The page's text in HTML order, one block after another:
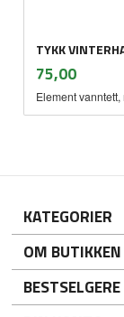
TYKK
Pris
75,00mva.
Element
KATEGORIER
OM BUTIKKEN
BESTSELGERE